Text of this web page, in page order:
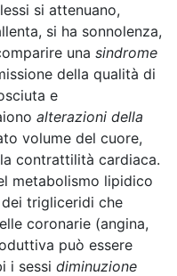
si attenuano,
si ha sonnolenza,
una sindrome
della qualità di
e
alterazioni della
volume del cuore,
contrattilità cardiaca.
metabolismo lipidico
trigliceridi che
coronarie (angina,
può essere
i sessi diminuzione